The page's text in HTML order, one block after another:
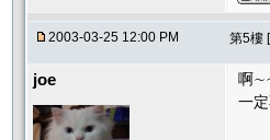
2003-03-25 12:00 PM 第5樓 [
joe
啊
一